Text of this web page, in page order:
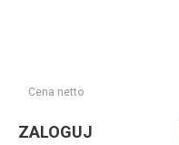
Cena netto
ZALOGUJ